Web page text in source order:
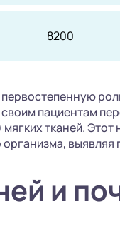
8200
пациентам
тканей.
и